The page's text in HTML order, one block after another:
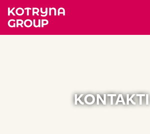
KONTAKTI